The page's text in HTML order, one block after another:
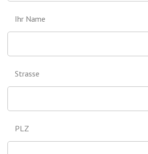
Ihr Name
Strasse
PLZ